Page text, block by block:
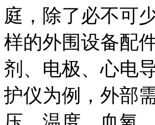
庭，除了必不可
样的外围设备配
剂、电极、心电
护仪为例，外部